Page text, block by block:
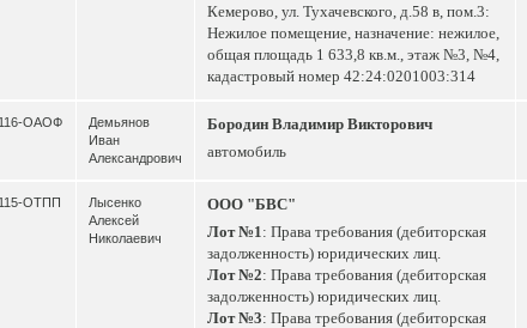
Кемерово, ул. Тухачевского, д.58 в, пом.3:
Нежилое помещение, назначение: нежилое,
общая площадь 1 633,8 кв.м., этаж №3, №4,
кадастровый номер 42:24:0201003:314
ОАОФ
Демьянов
Иван
Александрович
Бородин Владимир Викторович
автомобиль
ОТПП
Лысенко
Алексей
Николаевич
ООО "БВС"
Лот №1: Права требования (дебиторская
задолженность) юридических лиц.
Лот №2: Права требования (дебиторская
задолженность) юридических лиц.
Лот №3: Права требования (дебиторская